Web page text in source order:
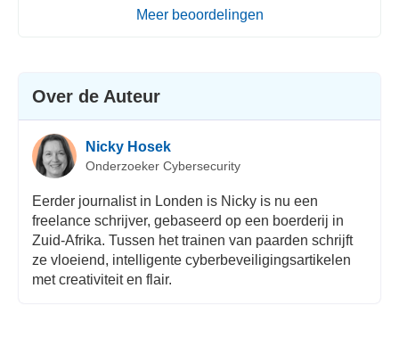
Meer beoordelingen
Over de Auteur
Nicky Hosek
Onderzoeker Cybersecurity
Eerder journalist in Londen is Nicky is nu een
freelance schrijver, gebaseerd op een boerderij in
Zuid-Afrika. Tussen het trainen van paarden schrijft
ze vloeiend, intelligente cyberbeveiligingsartikelen
met creativiteit en flair.